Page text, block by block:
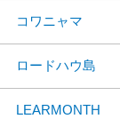
コワニャマ
ロードハウ島
LEARMONTH